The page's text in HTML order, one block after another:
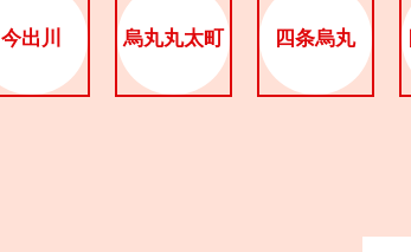
今出川 烏丸丸太町 四条烏丸